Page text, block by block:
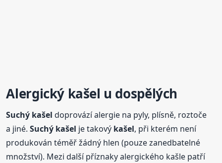
Alergický kašel u dospělých
Suchý kašel doprovází alergie na pyly, plísně, roztoče
a jiné.Suchý kašel je takový kašel, při kterém není
produkován téměř žádný hlen (pouze zanedbatelné
množství). Mezi další příznaky alergického kašle patří